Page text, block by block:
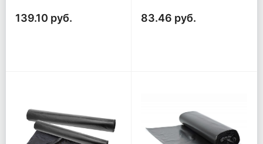
139.10 руб. 83.46 руб.